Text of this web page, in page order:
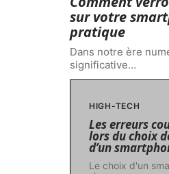
sur votre
pratique
Dans notre ère
significative…
HIGH-TECH
Les erreurs
lors du choix
d’un
Le choix d'un